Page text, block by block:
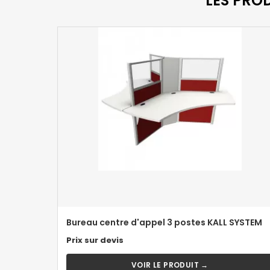
Bureau centre d'appel 3 postes KALL SYSTEM
Prix sur devis
VOIR LE PRODUIT →